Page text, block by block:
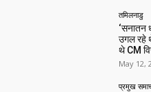
तमिलनाडु
‘सनातन
उगल रहे
थे CM
May 12,
प्रमुख